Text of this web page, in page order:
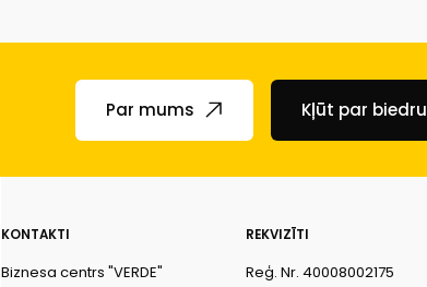
Par mums Kļūt par biedru
KONTAKTI
Biznesa centrs "VERDE"
REKVIZĪTI
Reģ. Nr. 40008002175